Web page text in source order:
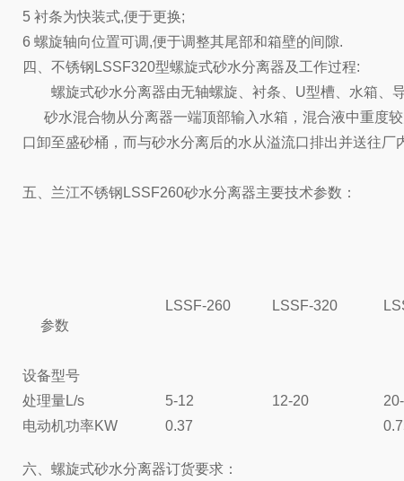
5 衬条为快装式,便于更换;
6 螺旋轴向位置可调,便于调整其尾部和箱壁的间隙.
四、不锈钢LSSF320型螺旋式砂水分离器及工作过程:
螺旋式砂水分离器由无轴螺旋、衬条、U型槽、水箱、导
砂水混合物从分离器一端顶部输入水箱，混合液中重度
口卸至盛砂桶，而与砂水分离后的水从溢流口排出并送往厂
五、兰江不锈钢LSSF260砂水分离器主要技术参数：
参数
设备型号
LSSF-260 LSSF-320
处理量L/s 5-12 12-20
电动机功率KW
0.37
六、螺旋式砂水分离器订货要求：